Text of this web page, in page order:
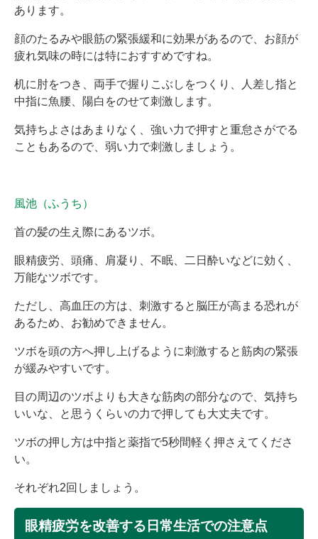
あります。
顔のたるみや眼筋の緊張緩和に効果があるので、お顔が
疲れ気味の時には特におすすめですね。
机に肘をつき、両手で握りこぶしをつくり、人差し指と
中指に魚腰、陽白をのせて刺激します。
気持ちよさはあまりなく、強い力で押すと重怠さがでる
こともあるので、弱い力で刺激しましょう。
風池（ふうち）
首の髪の生え際にあるツボ。
眼精疲労、頭痛、肩凝り、不眠、二日酔いなどに効く、
万能なツボです。
ただし、高血圧の方は、刺激すると脳圧が高まる恐れが
あるため、お勧めできません。
ツボを頭の方へ押し上げるように刺激すると筋肉の緊張
が緩みやすいです。
目の周辺のツボよりも大きな筋肉の部分なので、気持ち
いいな、と思うくらいの力で押しても大丈夫です。
ツボの押し方は中指と薬指で5秒間軽く押さえてくださ
い。
それぞれ2回しましょう。
眼精疲労を改善する日常生活での注意点